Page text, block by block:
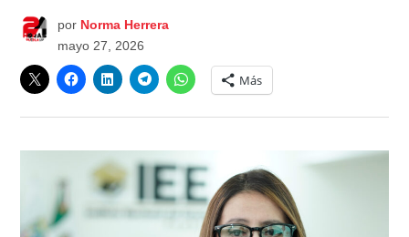
por Norma Herrera
mayo 27, 2026
Más